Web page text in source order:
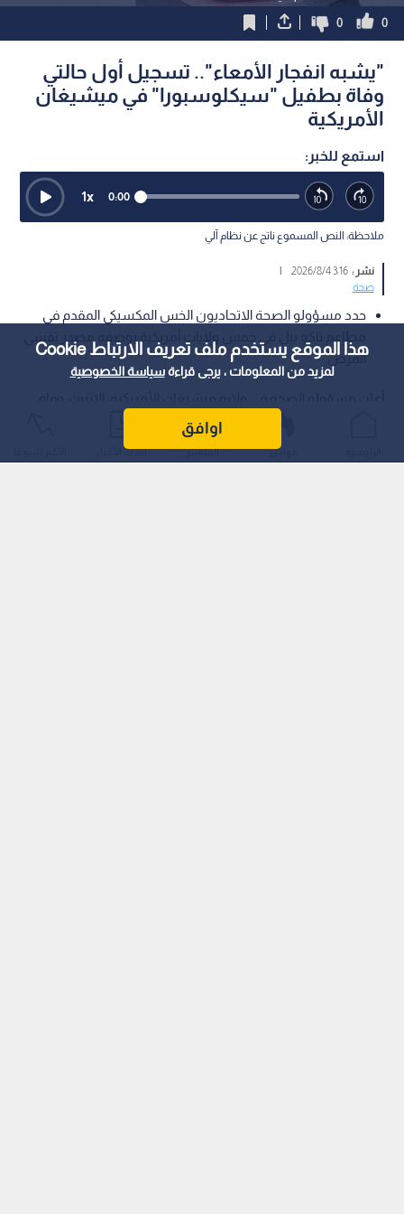
هذا الموقع يستخدم ملف تعريف الارتباط Cookie
لمزيد من المعلومات ، يرجى قراءةسياسة الخصوصية
اوافق
0
0
"يشبه انفجار الأمعاء".. تسجيل أول حالتي
وفاة بطفيل "سيكلوسبورا" في ميشيغان
الأمريكية
استمع للخبر:
0:00
1x
ملاحظة: النص المسموع ناتج عن نظام آلي
نشر :3:16 2026/8/4
|
صحة
حدد مسؤولو الصحة الاتحاديون الخس المكسيكي المقدم في
المرض
شخصين بسبب تفشي مرض السيكلوسبورا في الولاية، في أول
حالتي وفاة مؤكدتين في الولايات المتحدة ترتبطان بهذا الطفيل
المجهري.
عواجل المباشر أحدث الأخبار